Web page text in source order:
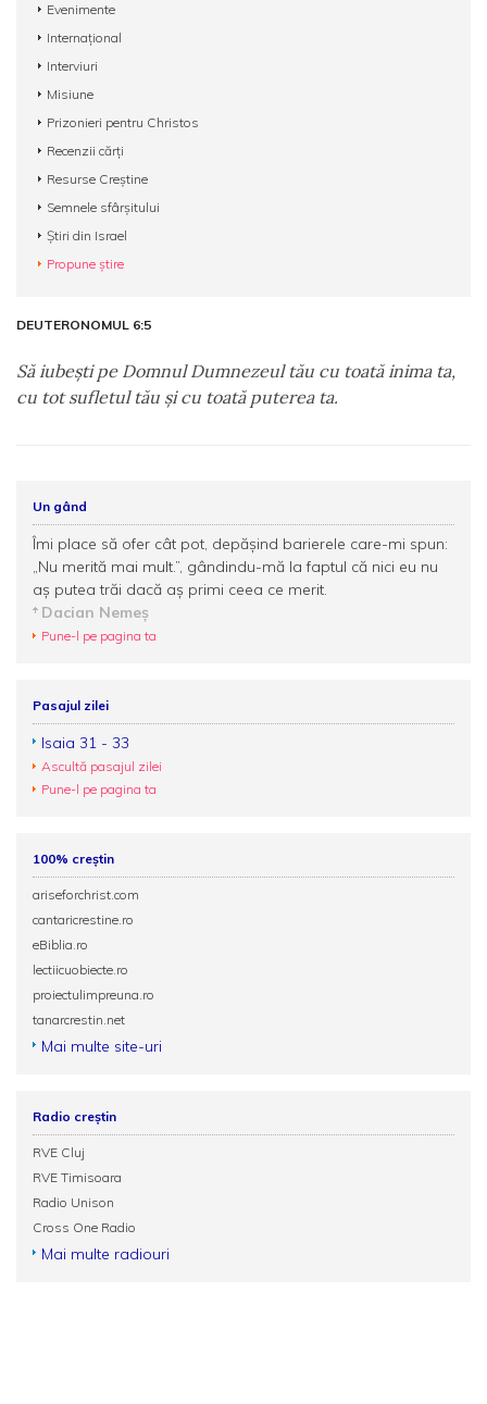
Evenimente
Internațional
Interviuri
Misiune
Prizonieri pentru Christos
Recenzii cărți
Resurse Creștine
Semnele sfârșitului
Știri din Israel
Propune știre
DEUTERONOMUL 6:5
Să iubeşti pe Domnul Dumnezeul tău cu toată inima ta,
cu tot sufletul tău şi cu toată puterea ta.
Un gând
Îmi place să ofer cât pot, depășind barierele care-mi spun:
„Nu merită mai mult.”, gândindu-mă la faptul că nici eu nu
aș putea trăi dacă aș primi ceea ce merit.
Dacian Nemeș
Pune-l pe pagina ta
Pasajul zilei
Isaia 31 - 33
Ascultă pasajul zilei
Pune-l pe pagina ta
100% creștin
ariseforchrist.com
cantaricrestine.ro
eBiblia.ro
lectiicuobiecte.ro
proiectulimpreuna.ro
tanarcrestin.net
Mai multe site-uri
Radio creștin
RVE Cluj
RVE Timisoara
Radio Unison
Cross One Radio
Mai multe radiouri